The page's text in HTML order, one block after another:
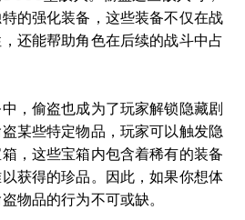
的强化装备，这些装备不仅在战
还能帮助角色在后续的战斗中占
，偷盗也成为了玩家解锁隐藏剧
某些特定物品，玩家可以触发隐
，这些宝箱内包含着稀有的装备
获得的珍品。因此，如果你想体
物品的行为不可或缺。